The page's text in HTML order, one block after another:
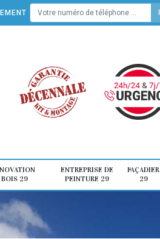
BOIS 29
ENTREPRISE DE
PEINTURE 29
FAÇADIER
29